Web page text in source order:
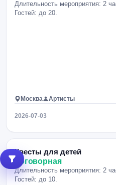
Длительность мероприятия: 2
Гостей: до 20.
Москва Артисты
2026-07-03
Квесты для детей
договорная
Длительность мероприятия: 2
Гостей: до 10.